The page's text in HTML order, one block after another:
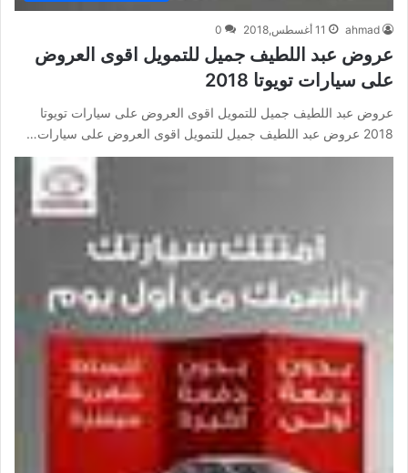
ahmad 11 أغسطس,2018 0
عروض عبد اللطيف جميل للتمويل اقوى العروض
على سيارات تويوتا 2018
عروض عبد اللطيف جميل للتمويل اقوى العروض على سيارات تويوتا
2018 عروض عبد اللطيف جميل للتمويل اقوى العروض على سيارات…